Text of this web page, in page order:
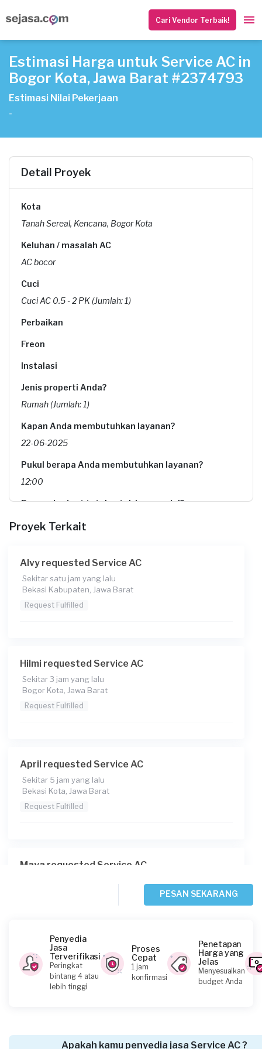
Cari Vendor Terbaik!
Estimasi Harga untuk Service AC in
Bogor Kota, Jawa Barat #2374793
Estimasi Nilai Pekerjaan
-
Detail Proyek
Kota
Tanah Sereal, Kencana, Bogor Kota
Keluhan / masalah AC
AC bocor
Cuci
Cuci AC 0.5 - 2 PK (Jumlah: 1)
Perbaikan
Freon
Instalasi
Jenis properti Anda?
Rumah (Jumlah: 1)
Kapan Anda membutuhkan layanan?
22-06-2025
Pukul berapa Anda membutuhkan layanan?
12:00
Berapa budget total untuk layanan ini?
Rp85.000 + Rp11.000 (biaya layanan)
Proyek Terkait
Alvy requested Service AC
Sekitar satu jam yang lalu
Bekasi Kabupaten, Jawa Barat
Request Fulfilled
Hilmi requested Service AC
Sekitar 3 jam yang lalu
Bogor Kota, Jawa Barat
Request Fulfilled
April requested Service AC
Sekitar 5 jam yang lalu
Bekasi Kota, Jawa Barat
Request Fulfilled
Maya requested Service AC
Aldy requested Service AC
Sekitar 16 jam yang lalu
Depok, Jawa Barat
PESAN SEKARANG
Penyedia
Jasa
Terverifikasi
Peringkat
bintang 4 atau
lebih tinggi
Proses
Cepat
1 jam
konfirmasi
Penetapan
Harga yang
Jelas
Menyesuaikan
budget Anda
Apakah kamu penyedia jasa Service AC ?